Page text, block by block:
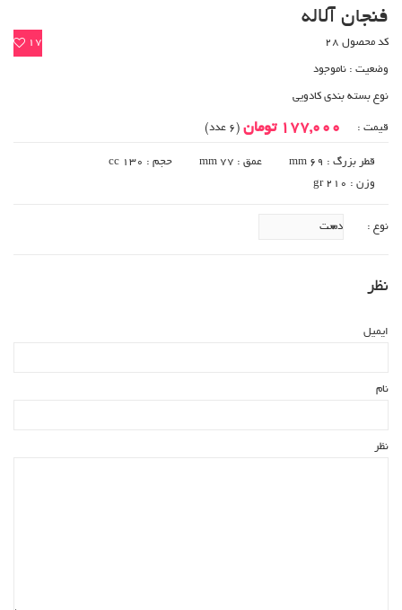
فنجان آلاله
17 کد محصول 28
وضعیت : ناموجود
نوع بسته بندی کادویی
قیمت : 177,000 تومان (6 عدد)
قطر بزرگ : 69 mm عمق : 77 mm
حجم : 130 cc
وزن : gr 210
نوع :
نظر
ایمیل
نام
نظر